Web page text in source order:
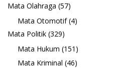
Mata Olahraga (57)
Mata Otomotif(4)
Mata Politik (329)
Mata Hukum (151)
Mata Kriminal (46)